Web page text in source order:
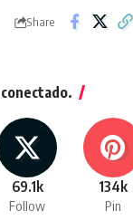
Share
69.1k
Follow
134k
Pin